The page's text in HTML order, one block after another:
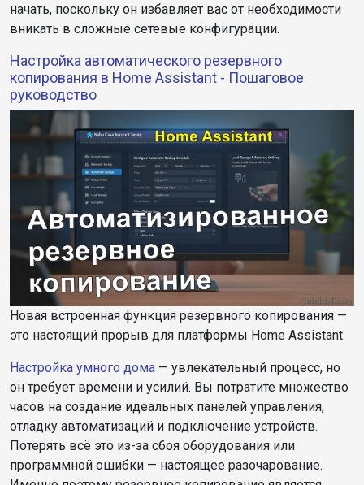
начать, поскольку он избавляет вас от необходимости
вникать в сложные сетевые конфигурации.
Настройка автоматического резервного
копирования в Home Assistant - Пошаговое
руководство
Новая встроенная функция резервного копирования —
это настоящий прорыв для платформы Home Assistant.
Настройка умного дома — увлекательный процесс, но
он требует времени и усилий. Вы потратите множество
часов на создание идеальных панелей управления,
отладку автоматизаций и подключение устройств.
Потерять всё это из-за сбоя оборудования или
программной ошибки — настоящее разочарование.